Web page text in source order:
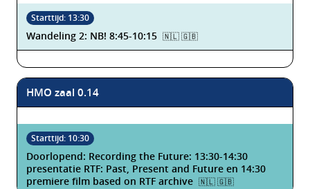
Wandeling 2: NB! 8:45-10:15 🇳🇱 🇬🇧
HMO zaal 0.14
Doorlopend: Recording the Future: 13:30-14:30
presentatie RTF: Past, Present and Future en 14:30
premiere film based on RTF archive 🇳🇱 🇬🇧